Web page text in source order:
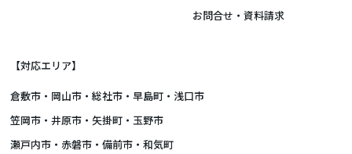
お問合せ・資料請求
【対応エリア】
倉敷市 ・ 岡山市 ・総社市・早島町・浅口市
笠岡市・井原市・矢掛町・玉野市
瀬戸内市・赤磐市・備前市・和気町